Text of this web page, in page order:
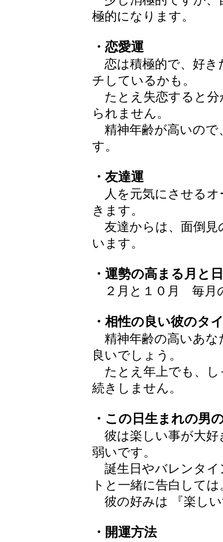
極的になります。
・恋愛運
恋は積極的で、好き
チしているかも。
たとえ失恋すると分
られません。
精神年齢が高いので
す。
・友達運
人を元気にさせるオ
きます。
友達からは、面倒見
います。
・運勢の高まる月と
２月と１０月 毎月
・相性の良い彼のタ
精神年齢の高いあな
良いでしょう。
たとえ年上でも、し
続きしません。
・この日生まれの男
彼は楽しい事が大好
弱いです。
誕生日やバレンタイ
トと一緒に告白しては
彼の好みは 『楽し
・開運方法